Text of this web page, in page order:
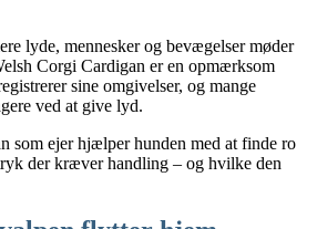
lyde, mennesker og bevægelser møder
Corgi Cardigan er en opmærksom
sine omgivelser, og mange
ved at give lyd.
som ejer hjælper hunden med at finde ro
der kræver handling – og hvilke den